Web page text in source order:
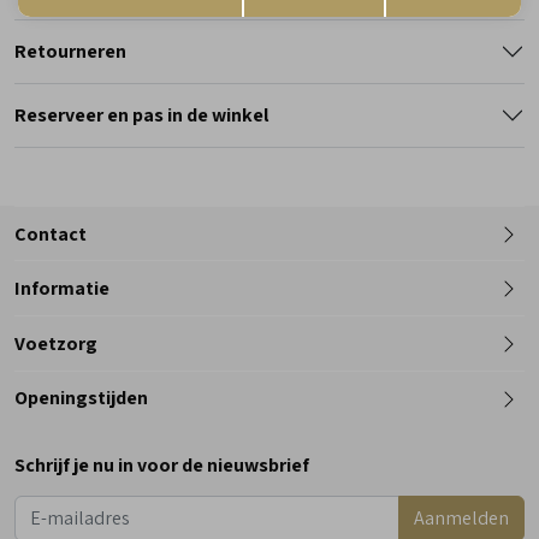
Retourneren
Reserveer en pas in de winkel
Contact
Telefoon
Informatie
Voetzorg
Openingstijden
Dinsdag
Woensdag
9:00 - 18:00
Schrijf je nu in voor de nieuwsbrief
Aanmelden